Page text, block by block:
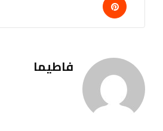
Pinterest
فاطيما